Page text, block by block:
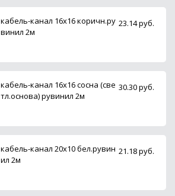
кабель-канал 16х16 коричн.ру
винил 2м
23.14 руб.
кабель-канал 16х16 сосна (све
тл.основа) рувинил 2м
30.30 руб.
кабель-канал 20х10 бел.рувин
ил 2м
21.18 руб.